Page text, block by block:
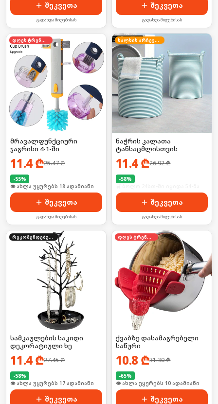
შეკვეთა
გადახდა მიღებისას
შეკვეთა
გადახდა მიღებისას
დღეს ტრენდში
მრავალფუნქციური
ჯაგრისი 4-1-ში
11.4₾25.47₾
-55%
🛒 ბოლო 24სთ-ში იყიდა 29-მა
შეკვეთა
გადახდა მიღებისას
ხალხის არჩევანი
ნაჭრის კალათა
ტანსაცმლისთვის
11.4₾26.92₾
-58%
შეკვეთა
გადახდა მიღებისას
რეკომენდებული
სამკაულების საკიდი
დეკორატიული ხე
11.4₾27.45₾
-58%
🛒 ბოლო 24სთ-ში იყიდა 27-მა
შეკვეთა
დღეს ტრენდში
ქვაბზე დასამაგრებელი
საწური
10.8 ₾31.30₾
-65%
🛒 ბოლო 24სთ-ში იყიდა 12-მა
შეკვეთა